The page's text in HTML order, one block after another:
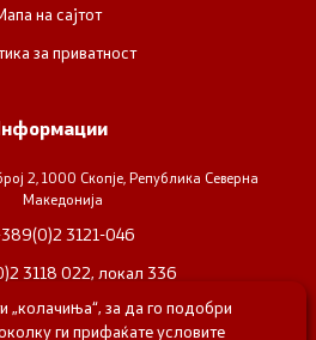
на сајтот
за приватност
2, 1000 Скопје, Република Северна
Македонија
3121-046
3118 022, локал 336
„колачиња“, за да го подобри
ги прифаќате условите